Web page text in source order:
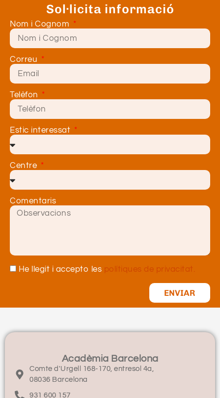
Sol·licita informació
Nom i Cognom
Correu
Telèfon
Estic interessat
Centre
Comentaris
He llegit i accepto les polítiques de privacitat.
ENVIAR
Acadèmia Barcelona
Comte d'Urgell 168-170, entresol 4a,
08036 Barcelona
931 600 157